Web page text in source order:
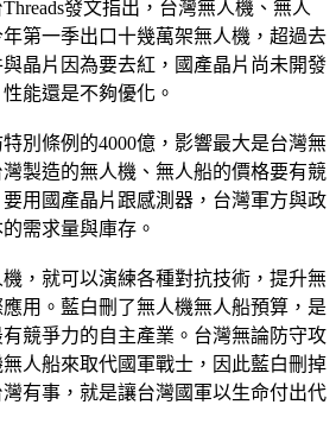
發文指出，台灣無人機、無人
第一季出口十幾萬架無人機，超過去
晶片因為要去紅，國產晶片尚未開發
別條例的4000億，影響最大是台灣無
製造的無人機、無人船的價格要有競
用國產晶片跟感測器，台灣軍方與政
，就可以演練各種對抗技術，提升無
用。藍白刪了無人機無人船預算，是
競爭力的自主產業。台灣無論防守攻
人船來取代國軍戰士，因此藍白刪掉
有事，就是讓台灣國軍以生命付出代